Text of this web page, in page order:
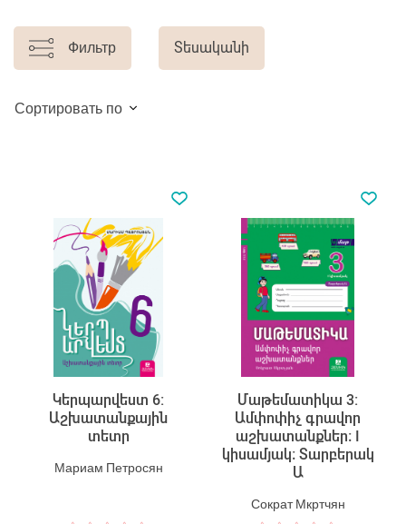
Фильтр Տեսականի
Сортировать по
Կերպարվեստ 6:
Աշխատանքային
տետր
Мариам Петросян
Մաթեմատիկա 3:
Ամփոփիչ գրավոր
աշխատանքներ։ I
կիսամյակ։ Տարբերակ
Ա
Сократ Мкртчян